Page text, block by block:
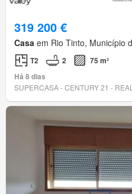
319 200 €
Casa em Rio Tinto, Município
T2 2
75 m²
Há 8 dias
SUPERCASA - CENTURY 21 -